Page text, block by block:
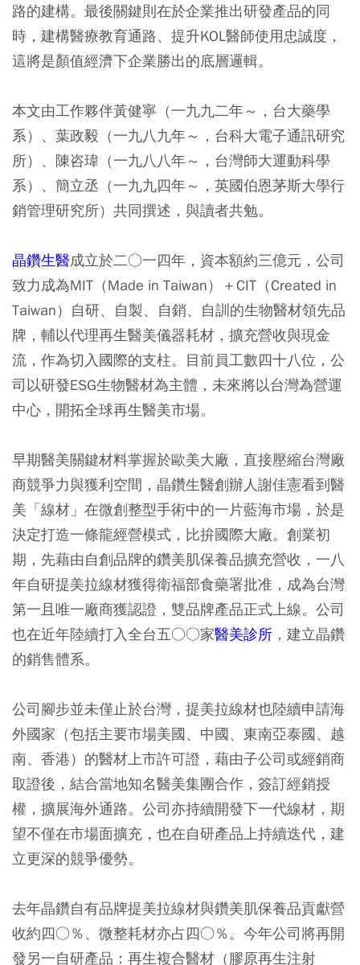
路的建構。最後關鍵則在於企業推出研發產品的同
時，建構醫療教育通路、提升KOL醫師使用忠誠度，
這將是顏值經濟下企業勝出的底層邏輯。
本文由工作夥伴黃健寧（一九九二年～，台大藥學
系）、葉政毅（一九八九年～，台科大電子通訊研究
所）、陳咨瑋（一九八八年～，台灣師大運動科學
系）、簡立丞（一九九四年～，英國伯恩茅斯大學行
銷管理研究所）共同撰述，與讀者共勉。
晶鑽生醫成立於二○一四年，資本額約三億元，公司
致力成為MIT（Made in Taiwan）＋CIT（Created in
Taiwan）自研、自製、自銷、自訓的生物醫材領先品
牌，輔以代理再生醫美儀器耗材，擴充營收與現金
流，作為切入國際的支柱。目前員工數四十八位，公
司以研發ESG生物醫材為主體，未來將以台灣為營運
中心，開拓全球再生醫美市場。
早期醫美關鍵材料掌握於歐美大廠，直接壓縮台灣廠
商競爭力與獲利空間，晶鑽生醫創辦人謝佳憲看到醫
美「線材」在微創整型手術中的一片藍海市場，於是
決定打造一條龍經營模式，比拚國際大廠。創業初
期，先藉由自創品牌的鑽美肌保養品擴充營收，一八
年自研提美拉線材獲得衛福部食藥署批准，成為台灣
第一且唯一廠商獲認證，雙品牌產品正式上線。公司
也在近年陸續打入全台五○○家醫美診所 ，建立晶鑽
的銷售體系。
公司腳步並未僅止於台灣，提美拉線材也陸續申請海
外國家（包括主要市場美國、中國、東南亞泰國、越
南、香港）的醫材上市許可證，藉由子公司或經銷商
取證後，結合當地知名醫美集團合作，簽訂經銷授
權，擴展海外通路。公司亦持續開發下一代線材，期
望不僅在市場面擴充，也在自研產品上持續迭代，建
立更深的競爭優勢。
去年晶鑽自有品牌提美拉線材與鑽美肌保養品貢獻營
收約四○％、微整耗材亦占四○％。今年公司將再開
發另一自研產品：再生複合醫材（膠原再生注射